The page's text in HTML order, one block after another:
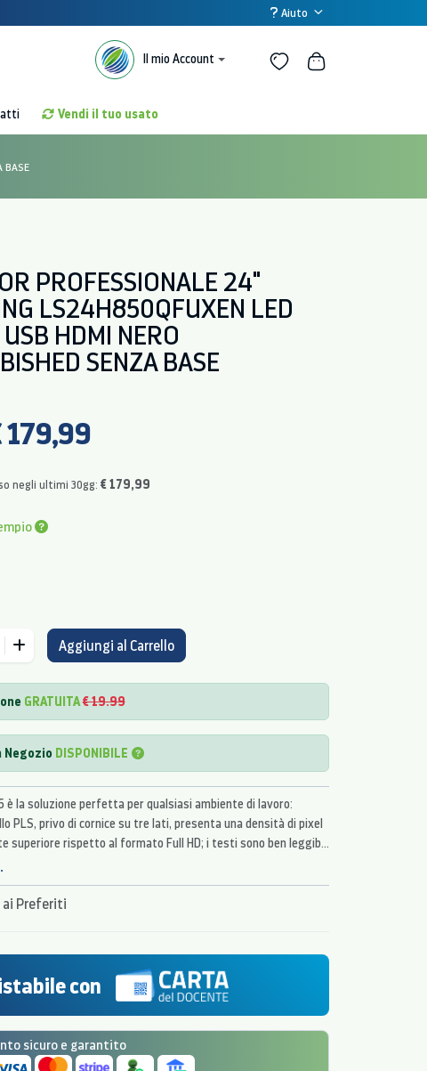
Aiuto
Il mio Account
Vendi il tuo usato
BASE
PROFESSIONALE 24"
LS24H850QFUXEN LED
HDMI NERO
SENZA BASE
179,99
negli ultimi 30gg: € 179,99
Aggiungi al Carrello
GRATUITA€ 19.99
Negozio DISPONIBILE
è la soluzione perfetta per qualsiasi ambiente di lavoro:
PLS, privo di cornice su tre lati, presenta una densità di pixel
superiore rispetto al formato Full HD; i testi sono ben leggibili
e le immagini risultano nitidissime senza distorsioni
dall'angolo di osservazione.
Preferiti
con
sicuro e garantito